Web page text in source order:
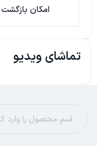
امکان بازگشت
تماشای ویدیو